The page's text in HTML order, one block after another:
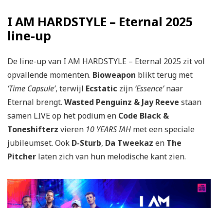
I AM HARDSTYLE – Eternal 2025
line-up
De line-up van I AM HARDSTYLE – Eternal 2025 zit vol
opvallende momenten. Bioweapon blikt terug met
‘Time Capsule’, terwijl Ecstatic zijn ‘Essence’naar
Eternal brengt. Wasted Penguinz & Jay Reeve staan
samen LIVE op het podium en Code Black &
Toneshifterz vieren 10 YEARS IAH met een speciale
jubileumset. Ook D-Sturb, Da Tweekaz en The
Pitcher laten zich van hun melodische kant zien.